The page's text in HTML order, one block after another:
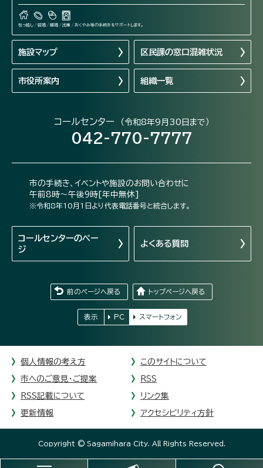
引っ越し / 結婚 / 離婚 / 出産 / おくやみ等の手続きをサポートします。
施設マップ 区民課の窓口混雑状況
市役所案内 組織一覧
コールセンター （令和8年9月30日まで）
042-770-7777
市の手続き、イベントや施設のお問い合わせに
午前8時～午後9時[年中無休]
※令和8年10月1日より代表電話番号と統合します。
コールセンターのペー
ジ
よくある質問
前のページへ戻る トップページへ戻る
表示 PC スマートフォン
個人情報の考え方 このサイトについて
市へのご意見・ご提案 RSS
RSS記載について リンク集
更新情報 アクセシビリティ方針
Copyright © Sagamihara City. All Rights Reserved.